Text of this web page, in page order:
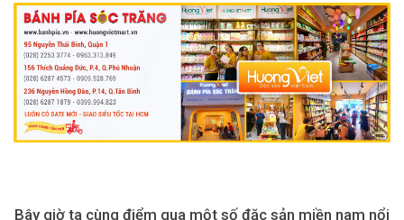
Bây giờ ta cùng điểm qua một số đặc sản miền nam nổi